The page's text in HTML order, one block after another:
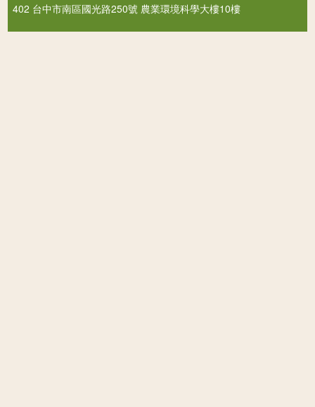
402 台中市南區國光路250號 農業環境科學大樓10樓